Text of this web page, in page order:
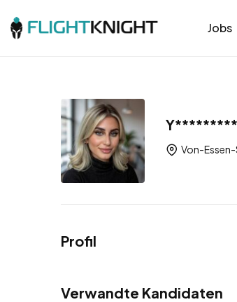
Jobs
Von-
Profil
Verwandte Kandidaten